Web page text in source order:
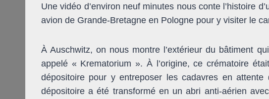
Une vidéo d’environ neuf minutes nous conte l’histoire
avion de Grande-Bretagne en Pologne pour y visiter le
À Auschwitz, on nous montre l’extérieur du bâtiment
appelé « Krematorium ». À l’origine, ce crématoire
dépositoire pour y entreposer les cadavres en
dépositoire a été transformé en un abri anti-aérien